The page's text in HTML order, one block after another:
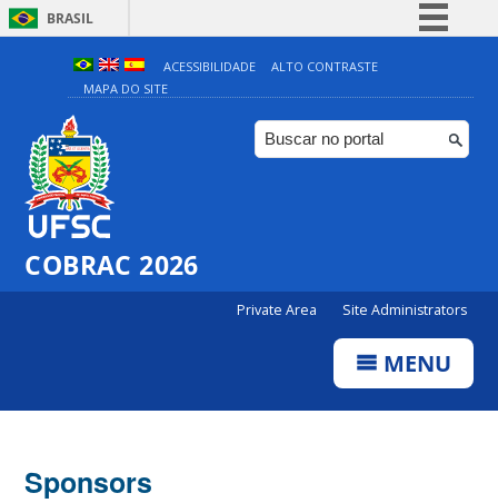
BRASIL
Simplifique!
Comunica BR
Participe
ACESSIBILIDADE
ALTO CONTRASTE
MAPA DO SITE
COBRAC 2026
Private Area Site Administrators
MENU
Sponsors